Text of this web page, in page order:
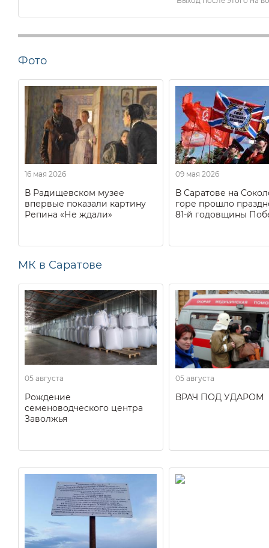
Фото
16 мая 2026
В Радищевском музее
впервые показали картину
Репина «Не ждали»
09 мая 2026
В Саратове на
горе прошло
81-й годовщины
МК в Саратове
05 августа
Рождение
семеноводческого центра
Заволжья
05 августа
ВРАЧ ПОД УДАРОМ